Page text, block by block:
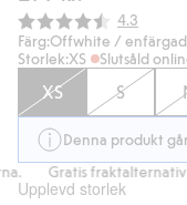
4.3
Färg:Offwhite / enfärgad
Storlek:XS Slutsåld
XS S
Denna produkt
Gratis fraktalternativ
Upplevd storlek